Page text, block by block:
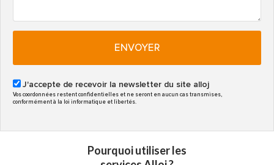
ENVOYER
J'accepte de recevoir la newsletter du site alloj
Vos coordonnées restent confidentielles et ne seront en aucun cas transmises,
conformément à la loi informatique et libertés.
Pourquoi utiliser les